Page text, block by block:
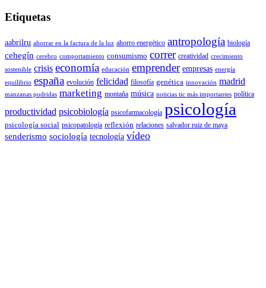
Etiquetas
aabrilru ahorrar en la factura de la luz ahorro energético antropología biología
cehegín cerebro comportamiento consumismo correr creatividad crecimiento
sostenible crisis economía educación emprender empresas energía
equilibrio españa evolución felicidad filosofía genética innovación madrid
manzanas podridas marketing montaña música noticias tic más importantes política
productividad psicobiología psicofarmacología psicología
psicología social psicopatología reflexión relaciones salvador ruiz de maya
senderismo sociología tecnología vídeo